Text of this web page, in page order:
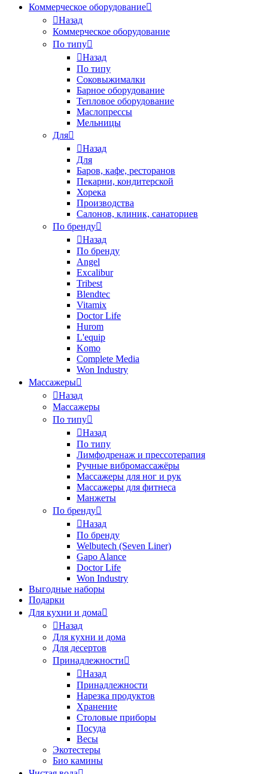
Коммерческое оборудование
Назад
Коммерческое оборудование
По типу
Назад
По типу
Соковыжималки
Барное оборудование
Тепловое оборудование
Маслопрессы
Мельницы
Для
Назад
Для
Баров, кафе, ресторанов
Пекарни, кондитерской
Хорека
Производства
Салонов, клиник, санаториев
По бренду
Назад
По бренду
Angel
Excalibur
Tribest
Blendtec
Vitamix
Doctor Life
Hurom
L'equip
Komo
Complete Media
Won Industry
Массажеры
Назад
Массажеры
По типу
Назад
По типу
Лимфодренаж и прессотерапия
Ручные вибромассажёры
Массажеры для ног и рук
Массажеры для фитнеса
Манжеты
По бренду
Назад
По бренду
Welbutech (Seven Liner)
Gapo Alance
Doctor Life
Won Industry
Выгодные наборы
Подарки
Для кухни и дома
Назад
Для кухни и дома
Для десертов
Принадлежности
Назад
Принадлежности
Нарезка продуктов
Хранение
Столовые приборы
Посуда
Весы
Экотестеры
Био камины